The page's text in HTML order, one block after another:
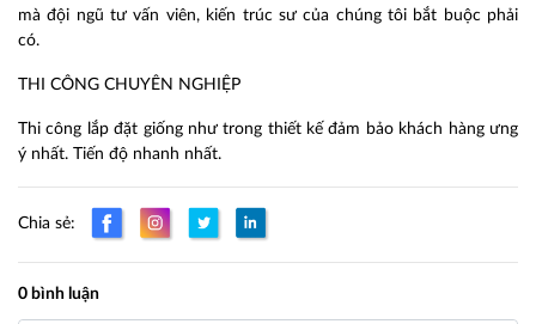
mà đội ngũ tư vấn viên, kiến trúc sư của chúng tôi bắt buộc phải
có.
THI CÔNG CHUYÊN NGHIỆP
Thi công lắp đặt giống như trong thiết kế đảm bảo khách hàng ưng
ý nhất. Tiến độ nhanh nhất.
Chia sẻ:
0 bình luận